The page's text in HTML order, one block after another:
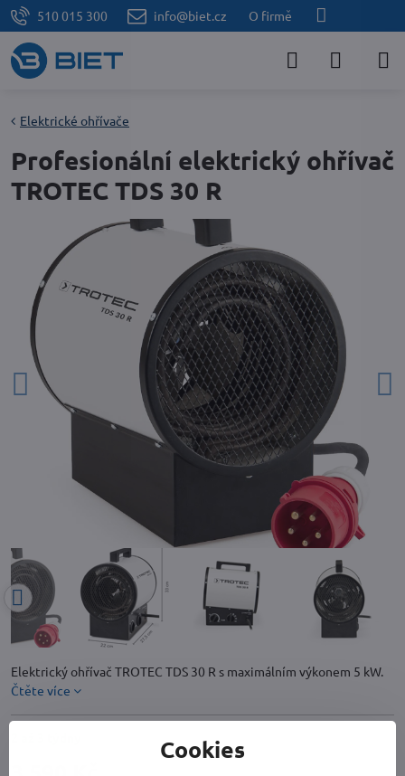
510 015 300 info@biet.cz O firmě
Elektrické ohřívače
Profesionální elektrický ohřívač
TROTEC TDS 30 R
Elektrický ohřívač TROTEC TDS 30 R s maximálním výkonem 5 kW.
Čtěte více
Cookies